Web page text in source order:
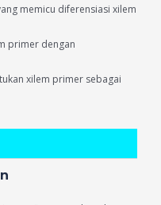
memicu diferensiasi xilem
primer dengan
xilem primer sebagai